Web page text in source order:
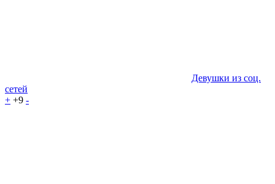
Девушки из соц.
сетей
+ +9 -